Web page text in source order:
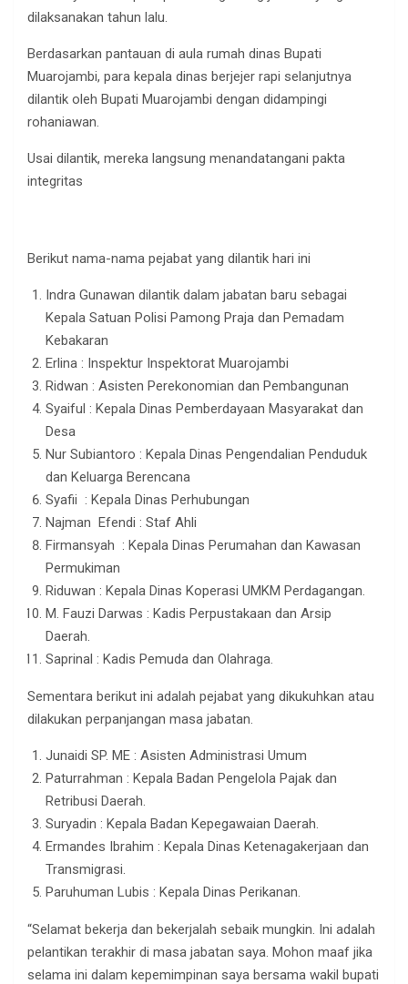
dilaksanakan tahun lalu.
Berdasarkan pantauan di aula rumah dinas Bupati
Muarojambi, para kepala dinas berjejer rapi selanjutnya
dilantik oleh Bupati Muarojambi dengan didampingi
rohaniawan.
Usai dilantik, mereka langsung menandatangani pakta
integritas
Berikut nama-nama pejabat yang dilantik hari ini
Indra Gunawan dilantik dalam jabatan baru sebagai
Kepala Satuan Polisi Pamong Praja dan Pemadam
Kebakaran
Erlina : Inspektur Inspektorat Muarojambi
Ridwan : Asisten Perekonomian dan Pembangunan
Syaiful : Kepala Dinas Pemberdayaan Masyarakat dan
Desa
Nur Subiantoro : Kepala Dinas Pengendalian Penduduk
dan Keluarga Berencana
Syafii : Kepala Dinas Perhubungan
Najman Efendi : Staf Ahli
Firmansyah : Kepala Dinas Perumahan dan Kawasan
Permukiman
Riduwan : Kepala Dinas Koperasi UMKM Perdagangan.
M. Fauzi Darwas : Kadis Perpustakaan dan Arsip
Daerah.
Saprinal : Kadis Pemuda dan Olahraga.
Sementara berikut ini adalah pejabat yang dikukuhkan atau
dilakukan perpanjangan masa jabatan.
Junaidi SP. ME : Asisten Administrasi Umum
Paturrahman : Kepala Badan Pengelola Pajak dan
Retribusi Daerah.
Suryadin : Kepala Badan Kepegawaian Daerah.
Ermandes Ibrahim : Kepala Dinas Ketenagakerjaan dan
Transmigrasi.
Paruhuman Lubis : Kepala Dinas Perikanan.
“Selamat bekerja dan bekerjalah sebaik mungkin. Ini adalah
pelantikan terakhir di masa jabatan saya. Mohon maaf jika
selama ini dalam kepemimpinan saya bersama wakil bupati